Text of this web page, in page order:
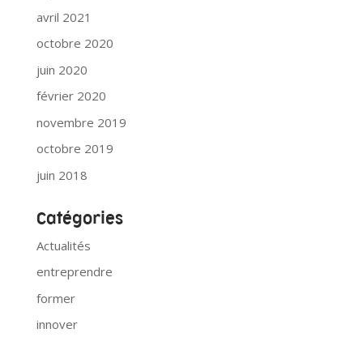
avril 2021
octobre 2020
juin 2020
février 2020
novembre 2019
octobre 2019
juin 2018
Catégories
Actualités
entreprendre
former
innover